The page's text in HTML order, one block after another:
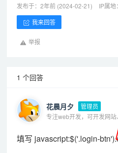
发布于：2年前 (2024-02-21) IP属地
我来回答
举报
1 个回答
花晨月夕
管理员
填写 javascript:$('.login-